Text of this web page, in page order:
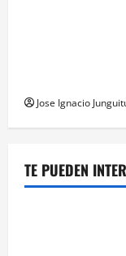
Jose Ignacio
TE PUEDEN
¿HABLAMOS DE